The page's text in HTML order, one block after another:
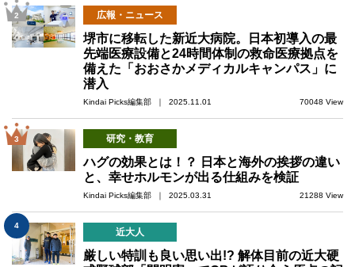
2 広報・ニュース
堺市に移転した新近大病院。日本初導入の最
先端医療設備と24時間体制の救命医療拠点を
備えた「おおさかメディカルキャンパス」に
潜入
Kindai Picks編集部 ｜ 2025.11.01 70048 View
3 研究・教育
ハグの効果とは！？ 日本と海外の挨拶の違い
と、幸せホルモンが出る仕組みを検証
Kindai Picks編集部 ｜ 2025.03.31 21288 View
4
近大人
厳しい特訓も良い思い出!? 解体目前の近大硬